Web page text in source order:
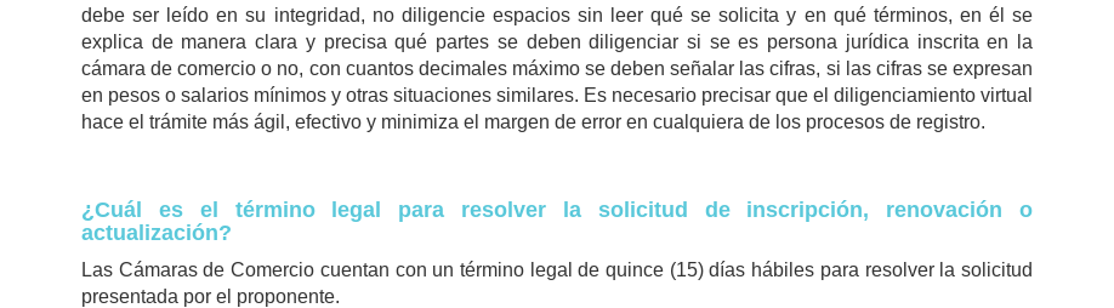
debe ser leído en su integridad, no diligencie espacios sin leer qué se solicita y en qué términos, en él se
explica de manera clara y precisa qué partes se deben diligenciar si se es persona jurídica inscrita en la
cámara de comercio o no, con cuantos decimales máximo se deben señalar las cifras, si las cifras se expresan
en pesos o salarios mínimos y otras situaciones similares. Es necesario precisar que el diligenciamiento virtual
hace el trámite más ágil, efectivo y minimiza el margen de error en cualquiera de los procesos de registro.
¿Cuál es el término legal para resolver la solicitud de inscripción, renovación o
actualización?
Las Cámaras de Comercio cuentan con un término legal de quince (15) días hábiles para resolver la solicitud
presentada por el proponente.